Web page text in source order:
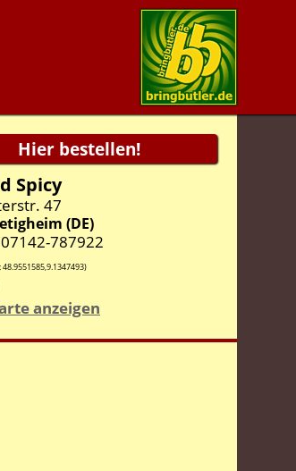
Spicy
47
(DE)
787922
48.9551585,9.1347493)
anzeigen